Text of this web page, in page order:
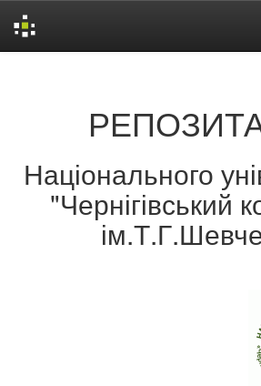
Національного
"Чернігівський